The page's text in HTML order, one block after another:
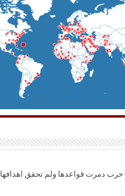
حرب دمرت قواعدها ولم تحقق اهدافها